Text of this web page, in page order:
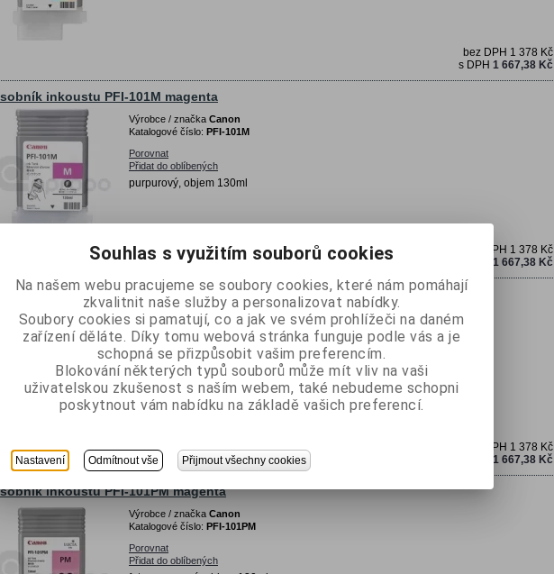
bez DPH 1 378 Kč
s DPH 1 667,38 Kč
inkoustu PFI-101M magenta
Výrobce / značka Canon
Katalogové číslo: PFI-101M
Porovnat
Přidat do oblíbených
purpurový, objem 130ml
bez DPH 1 378 Kč
1 667,38 Kč
inkoustu PFI-101PC photo cyan
Výrobce / značka Canon
Katalogové číslo: PFI-101PC
Porovnat
Přidat do oblíbených
foto azurový, objem 130ml
bez DPH 1 378 Kč
1 667,38 Kč
inkoustu PFI-101PM magenta
Výrobce / značka Canon
Katalogové číslo: PFI-101PM
Porovnat
Přidat do oblíbených
Souhlas s využitím souborů cookies
Na našem webu pracujeme se soubory cookies, které nám pomáhají
zkvalitnit naše služby a personalizovat nabídky.
Soubory cookies si pamatují, co a jak ve svém prohlížeči na daném
zařízení děláte. Díky tomu webová stránka funguje podle vás a je
schopná se přizpůsobit vašim preferencím.
Blokování některých typů souborů může mít vliv na vaši
uživatelskou zkušenost s naším webem, také nebudeme schopni
poskytnout vám nabídku na základě vašich preferencí.
Nastavení Odmítnout vše Přijmout všechny cookies